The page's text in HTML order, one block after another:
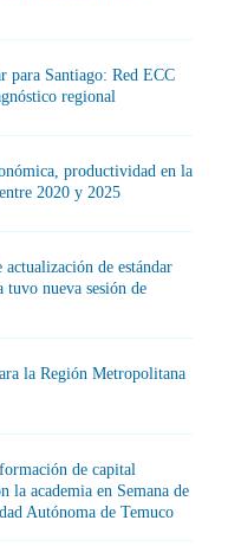
para Santiago: Red ECC
regional
productividad en la
2020 y 2025
de estándar
nueva sesión de
la Región Metropolitana
de capital
la academia en Semana de
Autónoma de Temuco